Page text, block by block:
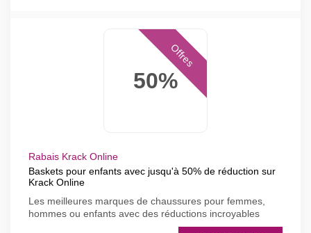
50%
Offres
Rabais Krack Online
Baskets pour enfants avec jusqu'à 50% de réduction sur
Krack Online
Les meilleures marques de chaussures pour femmes,
hommes ou enfants avec des réductions incroyables